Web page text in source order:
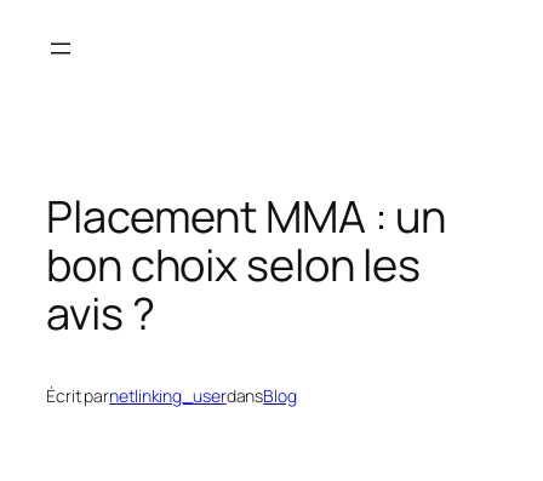
Placement MMA : un
bon choix selon les
avis ?
Écrit parnetlinking_userdansBlog